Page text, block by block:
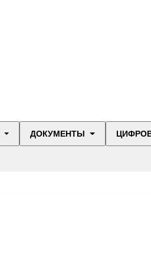
ДОКУМЕНТЫ